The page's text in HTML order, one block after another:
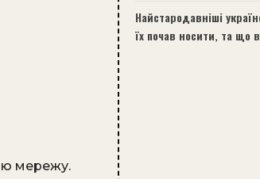
мережу.
Найстародавніші
їх почав носити, та що